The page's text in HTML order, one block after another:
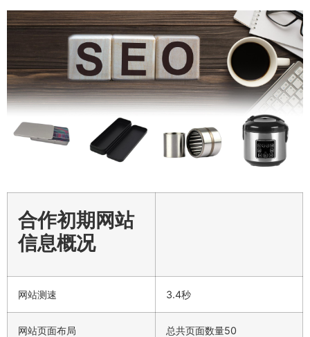
合作初期网站
信息概况
网站测速 3.4秒
网站页面布局 总共页面数量50